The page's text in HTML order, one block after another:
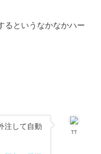
るというなかなかハー
TT
注して自動